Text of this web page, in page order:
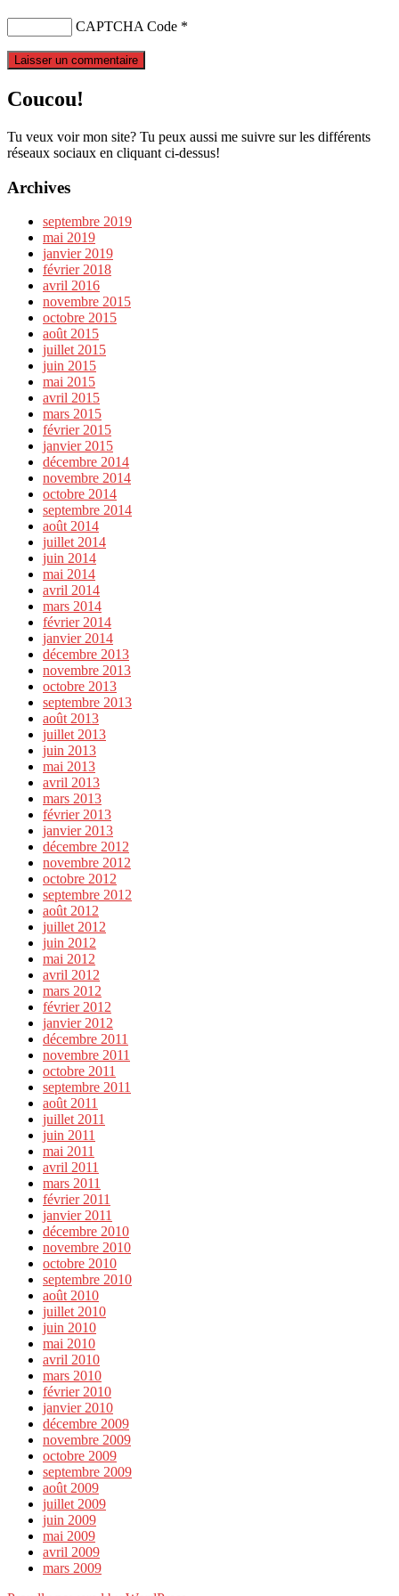
CAPTCHA Code *
Coucou!
Tu veux voir mon site? Tu peux aussi me suivre sur les différents
réseaux sociaux en cliquant ci-dessus!
Archives
septembre 2019
mai 2019
janvier 2019
février 2018
avril 2016
novembre 2015
octobre 2015
août 2015
juillet 2015
juin 2015
mai 2015
avril 2015
mars 2015
février 2015
janvier 2015
décembre 2014
novembre 2014
octobre 2014
septembre 2014
août 2014
juillet 2014
juin 2014
mai 2014
avril 2014
mars 2014
février 2014
janvier 2014
décembre 2013
novembre 2013
octobre 2013
septembre 2013
août 2013
juillet 2013
juin 2013
mai 2013
avril 2013
mars 2013
février 2013
janvier 2013
décembre 2012
novembre 2012
octobre 2012
septembre 2012
août 2012
juillet 2012
juin 2012
mai 2012
avril 2012
mars 2012
février 2012
janvier 2012
décembre 2011
novembre 2011
octobre 2011
septembre 2011
août 2011
juillet 2011
juin 2011
mai 2011
avril 2011
mars 2011
février 2011
janvier 2011
décembre 2010
novembre 2010
octobre 2010
septembre 2010
août 2010
juillet 2010
juin 2010
mai 2010
avril 2010
mars 2010
février 2010
janvier 2010
décembre 2009
novembre 2009
octobre 2009
septembre 2009
août 2009
juillet 2009
juin 2009
mai 2009
avril 2009
mars 2009